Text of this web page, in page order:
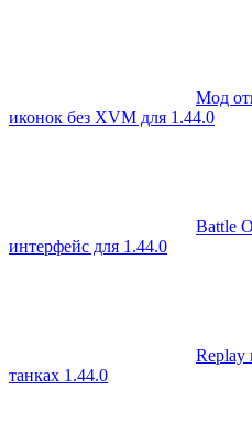
Мод
иконок без XVM для 1.44.0
Battle
интерфейс для 1.44.0
Replay
танках 1.44.0